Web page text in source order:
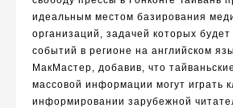
идеальным местом базирования
организаций , задачей которых
событий в регионе на английском
МакМастер, добавив, что
массовой информации могут играть
информировании зарубежной